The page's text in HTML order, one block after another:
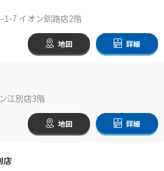
1-7 イオン釧路店2階
地図 詳細
江別店3階
地図 詳細
店